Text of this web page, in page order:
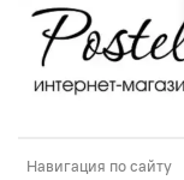
Навигация по сайту